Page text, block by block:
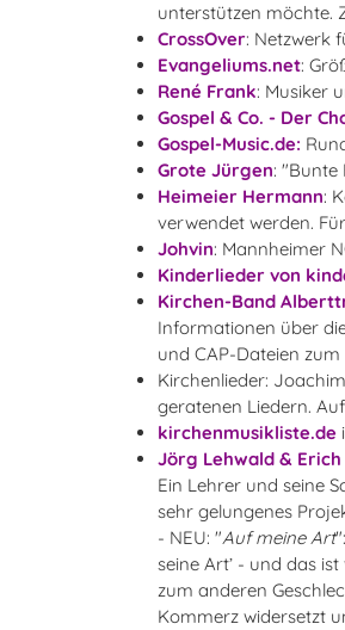
unterstützen möchte.
CrossOver: Netzwerk
Evangeliums.net:
René Frank: Musiker
Gospel & Co. - Der
Gospel-Music.de:
Grote Jürgen: "Bunte
Heimeier Hermann:
verwendet werden.
Johvin: Mannheimer
Kinderlieder von
Kirchen-Band
Informationen über
und CAP-Dateien
Kirchenlieder:
geratenen Liedern.
kirchenmusikliste.de
Jörg Lehwald &
Ein Lehrer und seine
sehr gelungenes
- NEU: "Auf meine Art
seine Art’ - und das
zum anderen
Kommerz widersetzt